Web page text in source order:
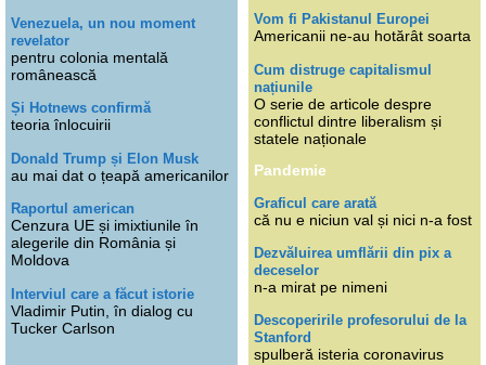
Venezuela, un nou moment
revelator
pentru colonia mentală
românească
Și Hotnews confirmă
teoria înlocuirii
Donald Trump și Elon Musk
au mai dat o țeapă americanilor
Raportul american
Cenzura UE și imixtiunile în
alegerile din România și
Moldova
Interviul care a făcut istorie
Vladimir Putin, în dialog cu
Tucker Carlson
Vom fi Pakistanul Europei
Americanii ne-au hotărât soarta
Cum distruge capitalismul
națiunile
O serie de articole despre
conflictul dintre liberalism și
statele naționale
Pandemie
Graficul care arată
că nu e niciun val și nici n-a fost
Dezvăluirea umflării din pix a
deceselor
n-a mirat pe nimeni
Descoperirile profesorului de la
Stanford
spulberă isteria coronavirus